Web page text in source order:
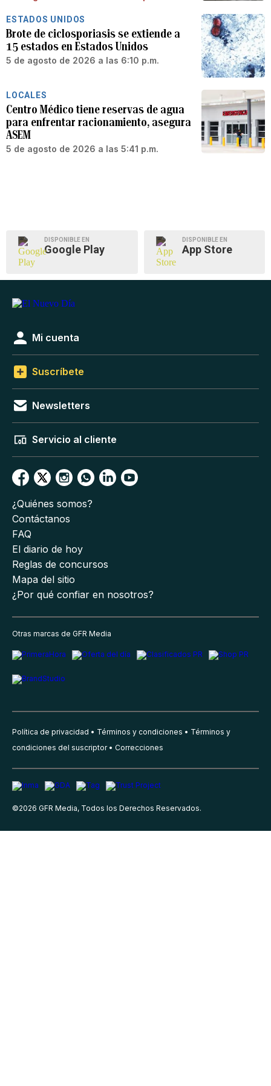
ESTADOS UNIDOS
Brote de ciclosporiasis se extiende a
15 estados en Estados Unidos
5 de agosto de 2026 a las 6:10 p.m.
LOCALES
Centro Médico tiene reservas de agua
para enfrentar racionamiento, asegura
ASEM
5 de agosto de 2026 a las 5:41 p.m.
DISPONIBLE EN
Google Play
DISPONIBLE EN
App Store
Mi cuenta
Suscríbete
Newsletters
Servicio al cliente
¿Quiénes somos?
Contáctanos
FAQ
El diario de hoy
Reglas de concursos
Mapa del sitio
¿Por qué confiar en nosotros?
Otras marcas de GFR Media
Política de privacidad Términos y condiciones
Términos y
condiciones del suscriptor
Correcciones
©2026 GFR Media, Todos los Derechos Reservados.